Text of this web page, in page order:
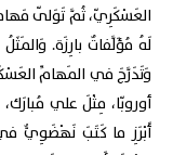
العَسْكَرِيّ، ثُمَّ تَوَلّى
لَهُ مُؤَلَّفاتٌ بارِزَة.
وَتَدَرَّجَ في المَهامِّ
أوروبّا، مِثْلَ علي
أَبْرَزِ ما كَتَبَ نَهْضَوِيٌّ